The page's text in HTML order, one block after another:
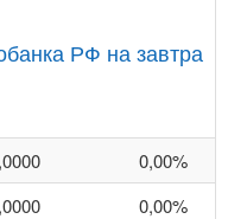
РФ на завтра
0,00%
0,00%